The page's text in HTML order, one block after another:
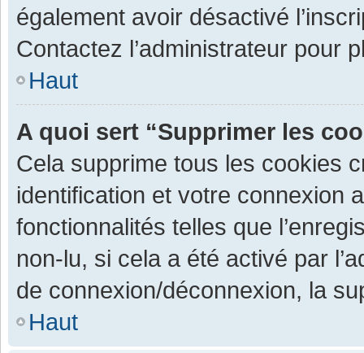
également avoir désactivé
Contactez l’administrateur pour
Haut
A quoi sert “Supprimer les
Cela supprime tous les cookies
identification et votre connexion
fonctionnalités telles que
non-lu, si cela a été activé par
de connexion/déconnexion, la
Haut